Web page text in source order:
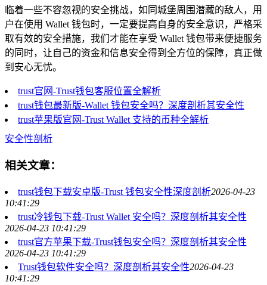
临着一些不容忽视的安全挑战，如同城堡周围潜藏的敌人，用
户在使用 Wallet 钱包时，一定要提高自身的安全意识，严格采
取有效的安全措施，我们才能在享受 Wallet 钱包带来便捷服务
的同时，让自己的资金和信息安全得到全方位的保障，真正做
到安心无忧。
trust官网-Trust钱包客服位置全解析
trust钱包最新版-Wallet 钱包安全吗？深度剖析其安全性
trust苹果版官网-Trust Wallet 支持的币种全解析
安全性剖析
相关文章：
trust钱包下载安卓版-Trust 钱包安全性深度剖析2026-04-23
10:41:29
trust冷钱包下载-Trust Wallet 安全吗？深度剖析其安全性
2026-04-23 10:41:29
trust官方苹果下载-Trust钱包安全吗？深度剖析其安全性
2026-04-23 10:41:29
Trust钱包软件安全吗？深度剖析其安全性2026-04-23
10:41:29